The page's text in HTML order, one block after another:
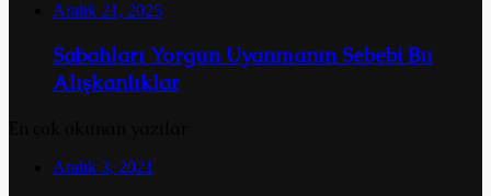
Aralık 21, 2025
Sabahları Yorgun Uyanmanın Sebebi Bu
Alışkanlıklar
Aralık 3, 2021